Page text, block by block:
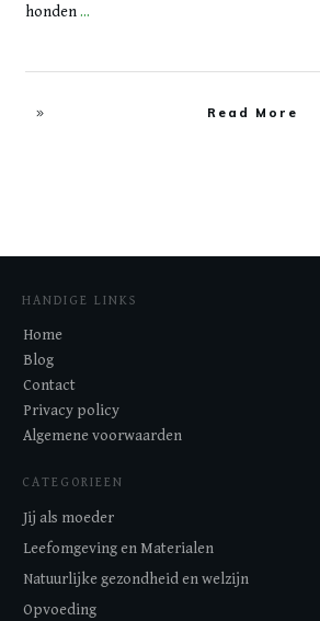
honden...
Read More
HANDIGE LINKS
Home
Blog
Contact
Privacy policy
Algemene voorwaarden
CATEGORIEEN
Jij als moeder
Leefomgeving en Materialen
Natuurlijke gezondheid en welzijn
Opvoeding